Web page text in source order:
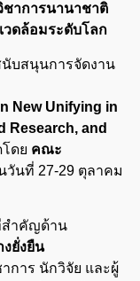
ชาการนานาชาติ
วดล้อมระดับโลก
บสนุนการจัดงาน
New Unifying in
Research, and
โดย คณะ
วันที่ 27-29 ตุลาคม
สำคัญด้าน
ยั่งยืน
การ นักวิจัย และผู้